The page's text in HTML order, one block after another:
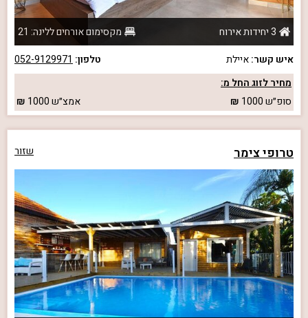
3 יחידות אירוח
מקסימום אורחים ללינה: 21
איש קשר:איילת טלפון: 052-9129971
מחיר לזוג החל מ:
סופ״ש1000 אמצ״ש1000
טרופי צימר שזור